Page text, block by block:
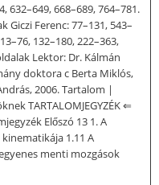
632–649, 668–689, 764–781.
Giczi Ferenc: 77–131, 543–
132–180, 222–363,
Lektor: Dr. Kálmán
doktora c Berta Miklós,
2006. Tartalom |
TARTALOMJEGYZÉK ⇐
Előszó 13 1. A
1.11 A
menti mozgások